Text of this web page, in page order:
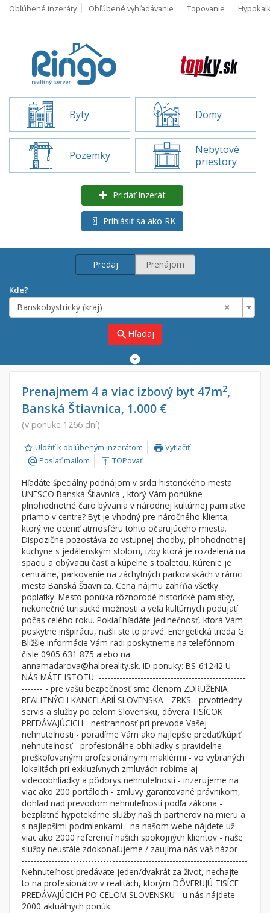
Obľúbené inzeráty Obľúbené vyhľadávanie Topovanie
Byty Domy
Pozemky
Nebytové
priestory
Pridať inzerát
Prihlásiť sa ako RK
Predaj Prenájom
Kde?
×
Banskobystrický (kraj)
search Hľadaj
Predaj
Prenájom
Od:
Do:
Lokalita
×
×
Banskobystrický (kraj)
Byt
Garsónky
Dvojgarsónky
1-izbové
2-izbové
3-izbové
4 a viac izbové byty
Dom
Vila
Chalupa
Pozemok
Stavebné pozemky
Bývanie a rekreácia
Priemyselný pozemok
Poľnohospodárske pozemky
Záhrada
Iný poľnohospodársky pozemok
Nebytové priestory
Administratívne, obchodné
Skladové, výrobné
Rekreačné, reštauračné
Garáž, garážové státie
Filtre
Súkromná inzercia
Len s fotkou
Novostavba
Prenajmem 4 a viac izbový byt 47m2,
Banská Štiavnica, 1.000 €
(v ponuke 1266 dní)
Uložiť k obľúbeným inzerátom printVytlačiť
alternate_emailPoslať mailom vertical_align_top TOPovať
Hľadáte špeciálny podnájom v srdci historického mesta
UNESCO Banská Štiavnica , ktorý Vám ponúkne
plnohodnotné čaro bývania v národnej kultúrnej pamiatke
priamo v centre? Byt je vhodný pre náročného klienta,
ktorý vie oceniť atmosféru tohto očarujúceho miesta.
Dispozične pozostáva zo vstupnej chodby, plnohodnotnej
kuchyne s jedálenským stolom, izby ktorá je rozdelená na
spaciu a obývaciu časť a kúpelne s toaletou. Kúrenie je
centrálne, parkovanie na záchytných parkoviskách v rámci
mesta Banská Štiavnica. Cena nájmu zahŕňa všetky
poplatky. Mesto ponúka rôznorodé historické pamiatky,
nekonečné turistické možnosti a veľa kultúrnych podujatí
počas celého roku. Pokiaľ hľadáte jedinečnosť, ktorá Vám
poskytne inšpiráciu, našli ste to pravé. Energetická trieda G.
Bližšie informácie Vám radi poskytneme na telefónnom
čísle 0905 631 875 alebo na
annamadarova@haloreality.sk. ID ponuky: BS-61242 U
NÁS MÁTE ISTOTU: -------------------------------------------------
------- - pre vašu bezpečnosť sme členom ZDRUŽENIA
REALITNÝCH KANCELÁRIÍ SLOVENSKA - ZRKS - prvotriedny
servis a služby po celom Slovensku, dôvera TISÍCOK
PREDÁVAJÚCICH - nestrannosť pri prevode Vašej
nehnuteľnosti - poradíme Vám ako najlepšie predať/kúpiť
nehnuteľnosť - profesionálne obhliadky s pravidelne
preškoľovanými profesionálnymi maklérmi - vo vybraných
lokalitách pri exkluzívnych zmluvách robíme aj
videoobhliadky a pôdorys nehnuteľnosti - inzerujeme na
viac ako 200 portáloch - zmluvy garantované právnikom,
dohľad nad prevodom nehnuteľnosti podľa zákona -
bezplatné hypotekárne služby našich partnerov na mieru a
s najlepšími podmienkami - na našom webe nájdete už
viac ako 2000 referencií našich spokojných klientov - naše
služby neustále zdokonaľujeme / zaujíma nás váš názor --
---------------------------------------------------------------------------
Nehnuteľnosť predávate jeden/dvakrát za život, nechajte
to na profesionálov v realitách, ktorým DÔVERUJÚ TISÍCE
PREDÁVAJÚCICH PO CELOM SLOVENSKU - u nás nájdete
2000 aktuálnych ponúk.